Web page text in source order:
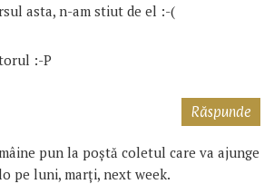
asta, n-am stiut de el :-(
:-P
pun la poștă coletul care va ajunge
pe luni, marți, next week.
Răspunde